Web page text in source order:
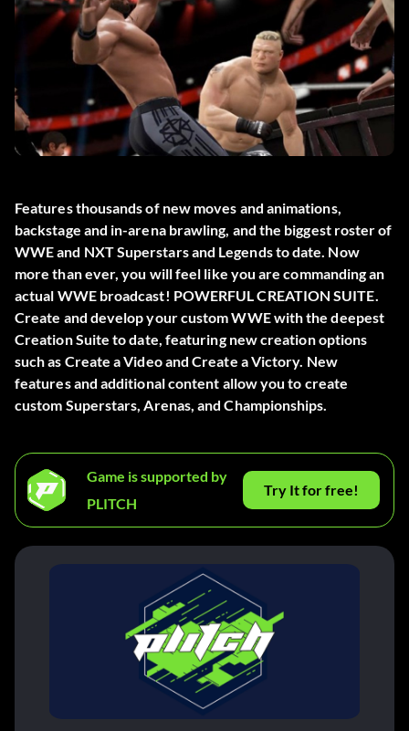
Features thousands of new moves and animations,
backstage and in-arena brawling, and the biggest roster of
WWE and NXT Superstars and Legends to date. Now
more than ever, you will feel like you are commanding an
actual WWE broadcast! POWERFUL CREATION SUITE.
Create and develop your custom WWE with the deepest
Creation Suite to date, featuring new creation options
such as Create a Video and Create a Victory. New
features and additional content allow you to create
custom Superstars, Arenas, and Championships.
Game is supported by
PLITCH
Try It for free!